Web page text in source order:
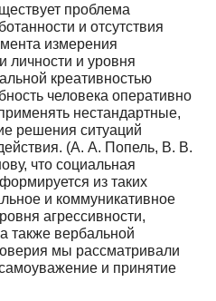
проблема
и отсутствия
измерения
личности и уровня
креативностью
человека оперативно
нестандартные,
решения ситуаций
(А. А. Попель, В. В.
что социальная
из таких
и коммуникативное
агрессивности,
также вербальной
мы рассматривали
и принятие